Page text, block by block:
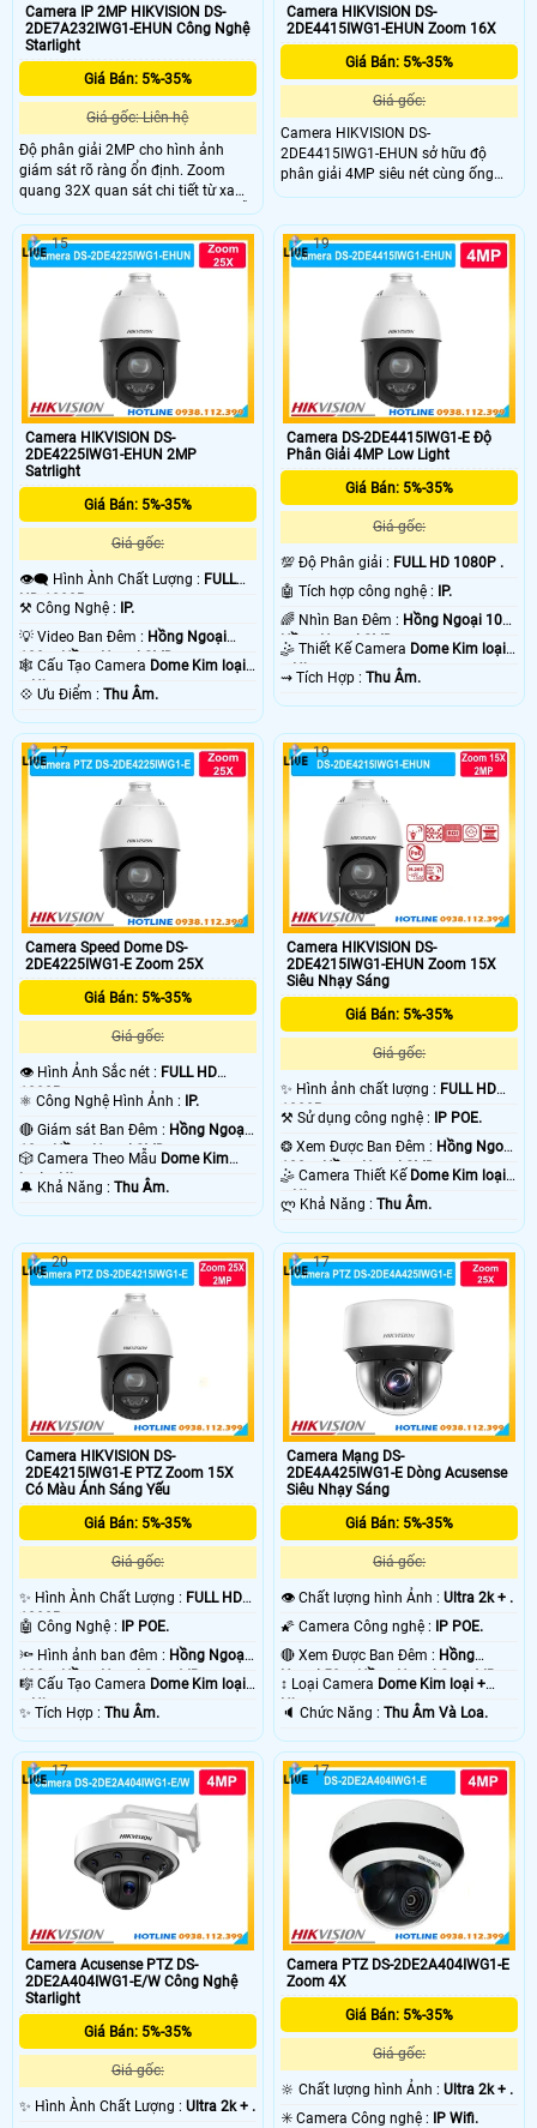
Camera IP 2MP HIKVISION DS-
2DE7A232IWG1-EHUN Công Nghệ
Starlight
Giá Bán: 5%-35%
Giá gốc: Liên hệ
Độ phân giải 2MP cho hình ảnh
giám sát rõ ràng ổn định. Zoom
quang 32X quan sát chi tiết từ xa
khu vực rộng. Hồng ngoại 200m hỗ
trợ quan sát ban đêm hiệu quả cao.
Cảm biến 1/2.8" CMOS cho chất
lượng hình ảnh ổn định. Xoay 360°
PTZ linh hoạt bao quát toàn khu
vực rộng.
Camera HIKVISION DS-
2DE4415IWG1-EHUN Zoom 16X
Giá Bán: 5%-35%
Giá gốc:
Camera HIKVISION DS-
2DE4415IWG1-EHUN sở hữu độ
phân giải 4MP siêu nét cùng ống
kính zoom quang học 15X mạnh
khoảng cách rất xa. DS-
2DE4415IWG1-EHUN quay quét
phân khúc cao cấp này mang lại
giải pháp giám sát diện rộng lý
tưởng cho các nhà xưởng, bến bãi
hay khu đô thị lớn.
Camera HIKVISION DS-
2DE4225IWG1-EHUN 2MP
Satrlight
Giá Bán: 5%-35%
Giá gốc:
👁️‍🗨 Hình Ành Chất Lượng : FULL
HD 1080P .
⚒ Công Nghệ :
IP.
💡 Video Ban Đêm : Hồng Ngoại
100m Hồng Ngoại SMD.
🕸️ Cấu Tạo Camera Dome Kim loại
+ Nhựa.
️💠 Ưu Điểm : Thu Âm.
15
Camera DS-2DE4415IWG1-E Độ
Phân Giải 4MP Low Light
Giá Bán: 5%-35%
Giá gốc:
💯 Độ Phân giải : FULL HD 1080P .
🤖️ Tích hợp công nghệ :
IP.
🌈 Nhìn Ban Đêm : Hồng Ngoại 10m
Hồng Ngoại SMD.
🤹 Thiết Kế Camera Dome Kim loại
+ Nhựa.
️⇝ Tích Hợp :Thu Âm.
19
Camera Speed Dome DS-
2DE4225IWG1-E Zoom 25X
Giá Bán: 5%-35%
Giá gốc:
👁 Hình Ảnh Sắc nét : FULL HD
1080P .
⚛️ Công Nghệ Hình Ảnh : IP.
🔴 Giám sát Ban Đêm : Hồng Ngoại
10m Hồng Ngoại SMD.
🎲 Camera Theo Mẫu Dome Kim
loại + Nhựa.
️🔔 Khả Năng : Thu Âm.
17
Camera HIKVISION DS-
2DE4215IWG1-EHUN Zoom 15X
Siêu Nhạy Sáng
Giá Bán: 5%-35%
Giá gốc:
✨ Hình ảnh chất lượng : FULL HD
1080P .
⚒ Sử dụng công nghệ : IP POE.
❂ Xem Được Ban Đêm : Hồng Ngoại
100m Hồng Ngoại SMD.
🤹 Camera Thiết Kế Dome Kim loại
+ Nhựa.
️ლ Khả Năng :Thu Âm.
19
Camera HIKVISION DS-
2DE4215IWG1-E PTZ Zoom 15X
Có Màu Ánh Sáng Yếu
Giá Bán: 5%-35%
Giá gốc:
✨ Hình Ành Chất Lượng : FULL HD
1080P .
🤖️ Công Nghệ : IP POE.
🔦 Hình ảnh ban đêm : Hồng Ngoại
100m Hồng Ngoại Smart IR.
🎼️ Cấu Tạo Camera Dome Kim loại
+ Nhựa.
️✨ Tích Hợp : Thu Âm.
20
Camera Mạng DS-
2DE4A425IWG1-E Dòng Acusense
Siêu Nhạy Sáng
Giá Bán: 5%-35%
Giá gốc:
👁 Chất lượng hình Ảnh :Ultra 2k + .
🌠 Camera Công nghệ : IP POE.
🔴 Xem Được Ban Đêm : Hồng
Ngoại 50m Hồng Ngoại Smart IR.
↕️ Loại Camera Dome Kim loại +
Nhựa.
️🔈 Chức Năng :Thu Âm Và Loa.
17
Camera Acusense PTZ DS-
2DE2A404IWG1-E/W Công Nghệ
Starlight
Giá Bán: 5%-35%
Giá gốc:
✨ Hình Ành Chất Lượng : Ultra 2k + .
17
Camera PTZ DS-2DE2A404IWG1-E
Zoom 4X
Giá Bán: 5%-35%
Giá gốc:
🔆 Chất lượng hình Ảnh :Ultra 2k + .
✳️ Camera Công nghệ :
IP Wifi.
17